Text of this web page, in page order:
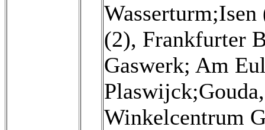
Wasserturm;Isen
(2), Frankfurter
Gaswerk; Am
Winkelcentrum